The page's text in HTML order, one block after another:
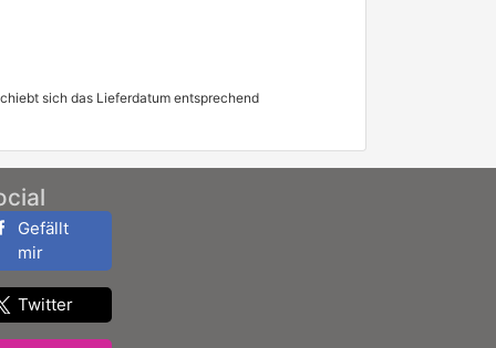
sich das Lieferdatum entsprechend
Gefällt
mir
Twitter